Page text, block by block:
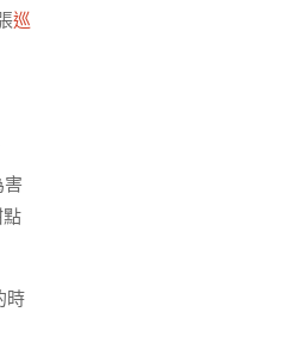
巡
害
點
時